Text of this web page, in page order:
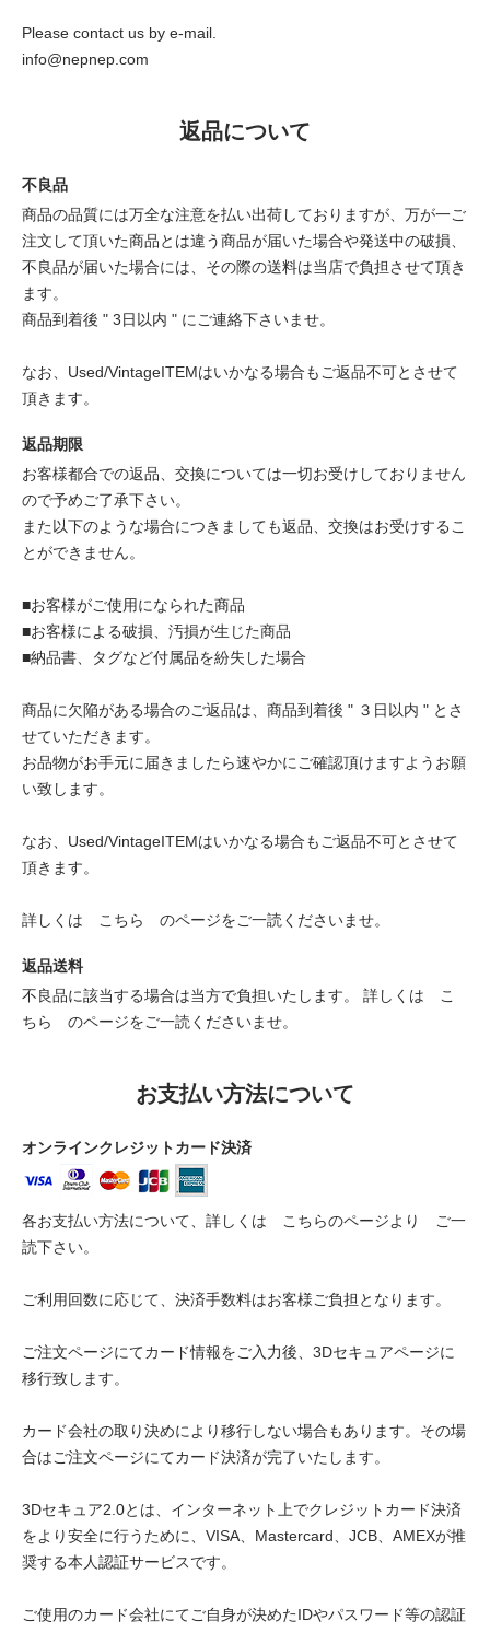
Please contact us by e-mail.
info@nepnep.com
返品について
不良品
商品の品質には万全な注意を払い出荷しておりますが、万が一ご
注文して頂いた商品とは違う商品が届いた場合や発送中の破損、
不良品が届いた場合には、その際の送料は当店で負担させて頂き
ます。
商品到着後 " 3日以内 " にご連絡下さいませ。
なお、Used/VintageITEMはいかなる場合もご返品不可とさせて
頂きます。
返品期限
お客様都合での返品、交換については一切お受けしておりません
ので予めご了承下さい。
また以下のような場合につきましても返品、交換はお受けするこ
とができません。
■お客様がご使用になられた商品
■お客様による破損、汚損が生じた商品
■納品書、タグなど付属品を紛失した場合
商品に欠陥がある場合のご返品は、商品到着後 " ３日以内 " とさ
せていただきます。
お品物がお手元に届きましたら速やかにご確認頂けますようお願
い致します。
なお、Used/VintageITEMはいかなる場合もご返品不可とさせて
頂きます。
詳しくは こちら のページをご一読くださいませ。
返品送料
不良品に該当する場合は当方で負担いたします。 詳しくは
こ
ちら
のページをご一読くださいませ。
お支払い方法について
オンラインクレジットカード決済
各お支払い方法について、詳しくは こちらのページより
ご一
読下さい。
ご利用回数に応じて、決済手数料はお客様ご負担となります。
ご注文ページにてカード情報をご入力後、3Dセキュアページに
移行致します。
カード会社の取り決めにより移行しない場合もあります。その場
合はご注文ページにてカード決済が完了いたします。
3Dセキュア2.0とは、インターネット上でクレジットカード決済
をより安全に行うために、VISA、Mastercard、JCB、AMEXが推
奨する本人認証サービスです。
ご使用のカード会社にてご自身が決めたIDやパスワード等の認証